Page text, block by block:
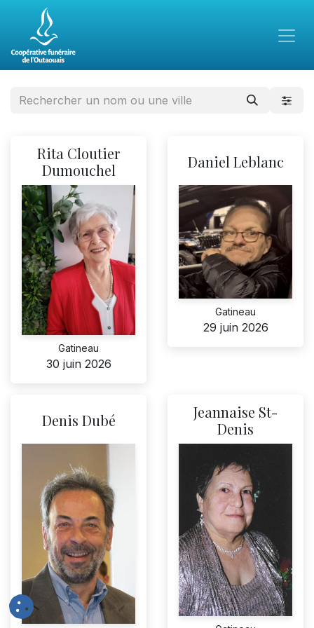
Rita Cloutier
Dumouchel
Gatineau
30 juin 2026
Daniel Leblanc
Gatineau
29 juin 2026
Denis Dubé
Jeannaise St-
Denis